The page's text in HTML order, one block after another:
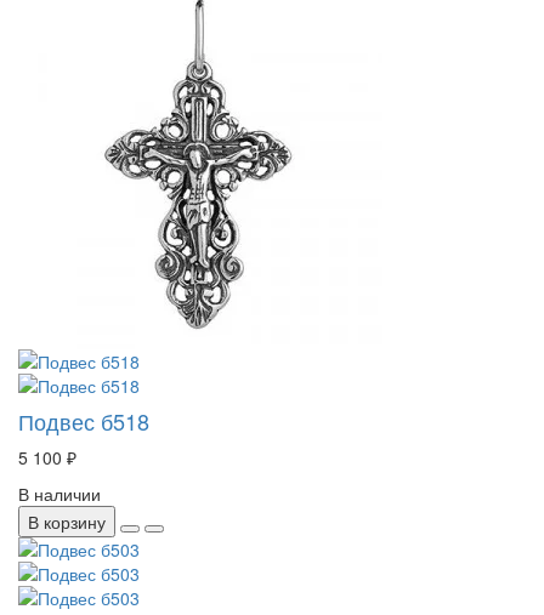
Подвес б518
5 100 ₽
В наличии
В корзину